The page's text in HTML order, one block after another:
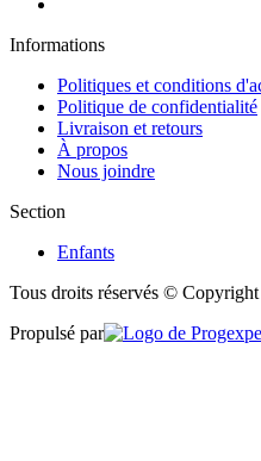
Informations
Politiques et conditions
Politique de confidentialité
Livraison et retours
À propos
Nous joindre
Section
Enfants
Tous droits réservés ©
Propulsé par